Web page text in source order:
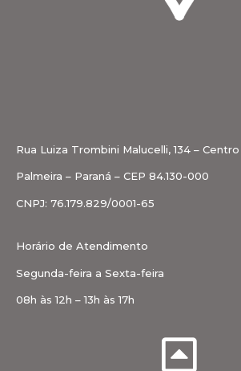
Rua Luiza Trombini Malucelli, 134 – Centro
Palmeira – Paraná – CEP 84.130-000
CNPJ: 76.179.829/0001-65
Horário de Atendimento
Segunda-feira a Sexta-feira
08h às 12h – 13h às 17h